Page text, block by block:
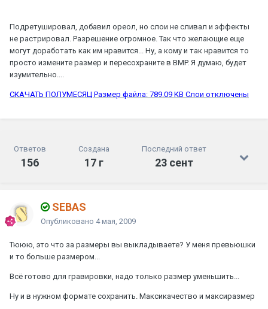
Подретушировал, добавил ореол, но слои не сливал и эффекты
не растрировал. Разрешение огромное. Так что желающие еще
могут доработать как им нравится... Ну, а кому и так нравится то
просто измените размер и пересохраните в BMP. Я думаю, будет
изумительно....
СКАЧАТЬ ПОЛУМЕСЯЦ Размер файла: 789.09 KB Слои отключены
Ответов
156
Создана
17 г
Последний ответ
23 сент
SEBAS
Опубликовано 4 мая, 2009
Тююю, это что за размеры вы выкладываете? У меня превьюшки
и то больше размером...
Всё готово для гравировки, надо только размер уменьшить...
Ну и в нужном формате сохранить. Максикачество и максиразмер